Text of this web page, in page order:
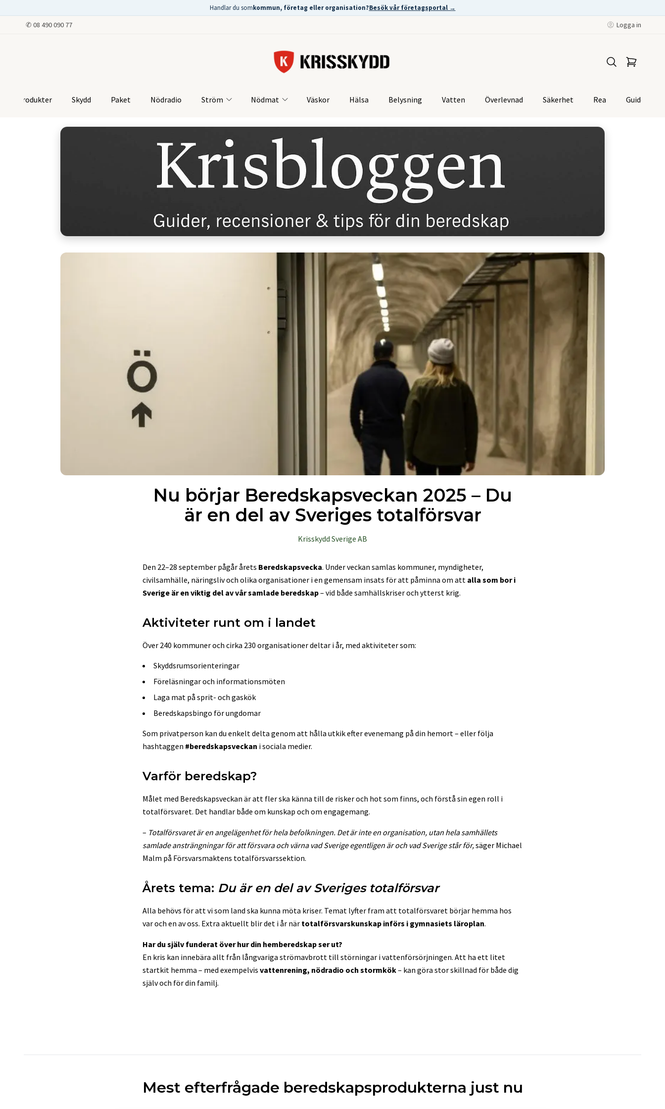
Handlar du somkommun, företag eller organisation?Besök vår företagsportal →
✆ 08 490 090 77 Logga in
Produkter Skydd Paket Nödradio Ström Nödmat Väskor Hälsa Belysning Vatten Överlevnad Säkerhet Rea Guider
Nu börjar Beredskapsveckan 2025 – Du
är en del av Sveriges totalförsvar
Krisskydd Sverige AB
Den 22–28 september pågår årets Beredskapsvecka. Under veckan samlas kommuner, myndigheter,
civilsamhälle, näringsliv och olika organisationer i en gemensam insats för att påminna om att alla som bor i
Sverige är en viktig del av vår samlade beredskap– vid både samhällskriser och ytterst krig.
Aktiviteter runt om i landet
Över 240 kommuner och cirka 230 organisationer deltar i år, med aktiviteter som:
Skyddsrumsorienteringar
Föreläsningar och informationsmöten
Laga mat på sprit- och gaskök
Beredskapsbingo för ungdomar
Som privatperson kan du enkelt delta genom att hålla utkik efter evenemang på din hemort – eller följa
hashtaggen #beredskapsveckan i sociala medier.
Varför beredskap?
Målet med Beredskapsveckan är att fler ska känna till de risker och hot som finns, och förstå sin egen roll i
totalförsvaret. Det handlar både om kunskap och om engagemang.
– Totalförsvaret är en angelägenhet för hela befolkningen. Det är inte en organisation, utan hela samhällets
samlade ansträngningar för att försvara och värna vad Sverige egentligen är och vad Sverige står för,säger Michael
Malm på Försvarsmaktens totalförsvarssektion.
Årets tema: Du är en del av Sveriges totalförsvar
Alla behövs för att vi som land ska kunna möta kriser. Temat lyfter fram att totalförsvaret börjar hemma hos
var och en av oss. Extra aktuellt blir det i år när totalförsvarskunskap införs i gymnasiets läroplan.
Har du själv funderat över hur din hemberedskap ser ut?
En kris kan innebära allt från långvariga strömavbrott till störningar i vattenförsörjningen. Att ha ett litet
startkit hemma – med exempelvis vattenrening, nödradio och stormkök– kan göra stor skillnad för både dig
själv och för din familj.
Mest efterfrågade beredskapsprodukterna just nu